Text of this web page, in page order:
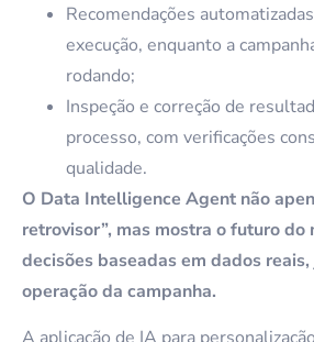
Recomendações
execução, enquanto a
rodando;
Inspeção e correção de
processo, com verificações
qualidade.
O Data Intelligence Agent não
retrovisor”, mas mostra o futuro do
decisões baseadas em dados
operação da campanha.